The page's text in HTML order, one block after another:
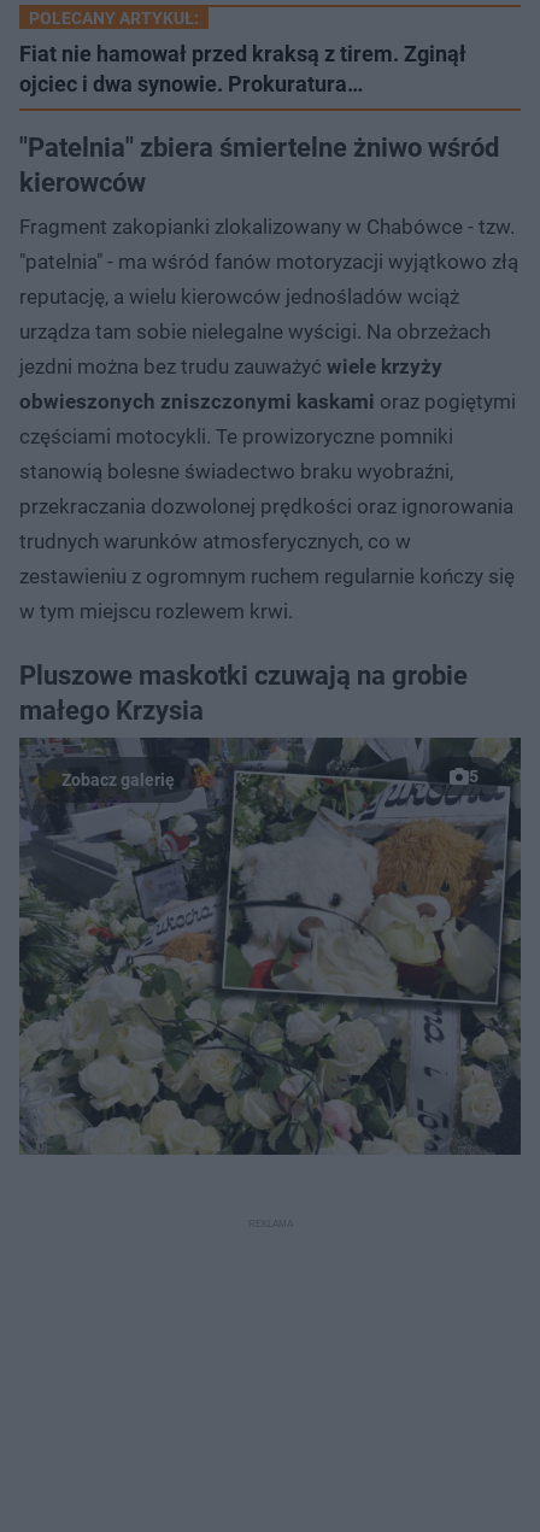
POLECANY ARTYKUŁ:
Fiat nie hamował przed kraksą z tirem. Zginął
ojciec i dwa synowie. Prokuratura…
"Patelnia" zbiera śmiertelne żniwo wśród
kierowców
Fragment zakopianki zlokalizowany w Chabówce - tzw.
"patelnia" - ma wśród fanów motoryzacji wyjątkowo złą
reputację, a wielu kierowców jednośladów wciąż
urządza tam sobie nielegalne wyścigi. Na obrzeżach
jezdni można bez trudu zauważyć wiele krzyży
obwieszonych zniszczonymi kaskami oraz pogiętymi
częściami motocykli. Te prowizoryczne pomniki
stanowią bolesne świadectwo braku wyobraźni,
przekraczania dozwolonej prędkości oraz ignorowania
trudnych warunków atmosferycznych, co w
zestawieniu z ogromnym ruchem regularnie kończy się
w tym miejscu rozlewem krwi.
Pluszowe maskotki czuwają na grobie
małego Krzysia
5